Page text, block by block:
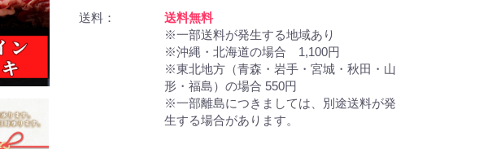
送料：
送料無料
※一部送料が発生する地域あり
※沖縄・北海道の場合 1,100円
※東北地方（青森・岩手・宮城・秋田・山
形・福島）の場合 550円
※一部離島につきましては、別途送料が発
生する場合があります。